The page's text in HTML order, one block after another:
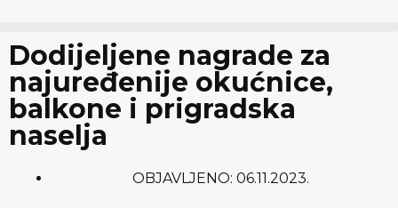
Dodijeljene nagrade za
najuređenije okućnice,
balkone i prigradska
naselja
OBJAVLJENO: 06.11.2023.